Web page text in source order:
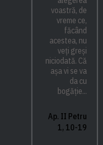
voastră, de
vreme ce,
făcând
acestea, nu
veți greși
niciodată. Că
așa vi se va
da cu
bogăție...
Ap. II Petru
1, 10-19